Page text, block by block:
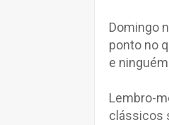
Domingo
ponto no
e
Lembro-
clássicos